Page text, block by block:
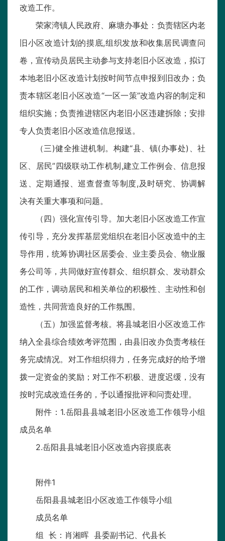
改造工作。
荣家湾镇人民政府、麻塘办事处：负责辖区内老
旧小区改造计划的摸底,组织发放和收集居民调查问
卷，宣传动员居民主动参与支持老旧小区改造，拟订
本地老旧小区改造计划按时间节点申报到旧改办；负
责本辖区老旧小区改造“一区一策”改造内容的制定和
组织实施；负责推进辖区内老旧小区违建拆除；安排
专人负责老旧小区改造信息报送。
（三)健全推进机制。构建“县、镇(办事处)、社
区、居民”四级联动工作机制,建立工作例会、信息报
送、定期通报、巡查督查等制度,及时研究、协调解
决有关重大事项和问题。
（四）强化宣传引导。加大老旧小区改造工作宣
传引导，充分发挥基层党组织在老旧小区改造中的主
导作用，统筹协调社区居委会、业主委员会、物业服
务公司等，共同做好宣传群众、组织群众、发动群众
的工作，调动居民和相关单位的积极性、主动性和创
造性，共同营造良好的工作氛围。
（五）加强监督考核。将县城老旧小区改造工作
纳入全县综合绩效考评范围，由县旧改办负责考核任
务完成情况。对工作组织得力，任务完成好的给予增
拨一定资金的奖励；对工作不积极、进度迟缓，没有
按时完成改造任务的，予以通报批评和问责处理。
附件：1.岳阳县县城老旧小区改造工作领导小组
成员名单
2.岳阳县县城老旧小区改造内容摸底表
附件1
岳阳县县城老旧小区改造工作领导小组
成员名单
组 长：肖湘晖 县委副书记、代县长